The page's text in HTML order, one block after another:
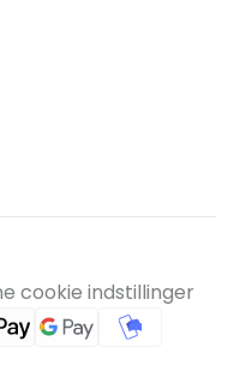
cookie indstillinger